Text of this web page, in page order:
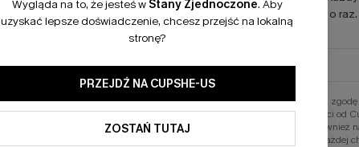
Wygląda na to, że jesteś w Stany Zjednoczone. Aby
uzyskać lepsze doświadczenie, chcesz przejść na lokalną
stronę?
PRZEJDŹ NA CUPSHE-US
ZOSTAŃ TUTAJ
o raz.
Klikając ten przycisk, wyrażasz
ofert promocyjnych i aktualności od
elektronicznej. Akceptujesz również
. W każdej